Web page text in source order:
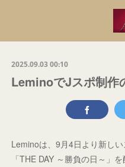
2025.09.03 00:10
LeminoでJスポ制作
Leminoは、9月4日より新し
「THE DAY ～勝負の日～」